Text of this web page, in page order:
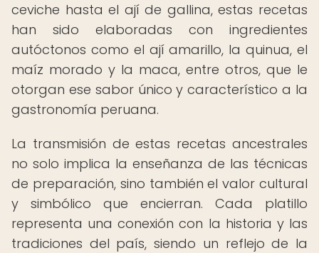
ceviche hasta el ají de gallina, estas recetas
han sido elaboradas con ingredientes
autóctonos como el ají amarillo, la quinua, el
maíz morado y la maca, entre otros, que le
otorgan ese sabor único y característico a la
gastronomía peruana.
La transmisión de estas recetas ancestrales
no solo implica la enseñanza de las técnicas
de preparación, sino también el valor cultural
y simbólico que encierran. Cada platillo
representa una conexión con la historia y las
tradiciones del país, siendo un reflejo de la